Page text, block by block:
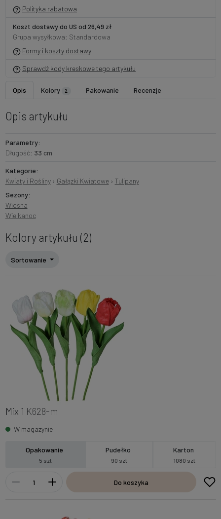
Polityka rabatowa
Koszt dostawy do US od 26,49 zł
Grupa wysyłkowa: Standardowa
Formy i koszty dostawy
Sprawdź kody kreskowe tego artykułu
Opis Kolory 2 Pakowanie Recenzje
Opis artykułu
Parametry:
Długość: 33 cm
Kategorie:
Kwiaty i Rośliny› Gałązki Kwiatowe› Tulipany
Sezony:
Wiosna
Wielkanoc
Kolory artykułu (2)
Sortowanie
Mix 1 K628-m
W magazynie
Opakowanie
5 szt
Pudełko
90 szt
Karton
1080 szt
Do koszyka